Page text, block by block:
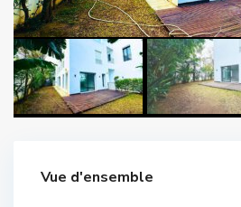
Vue d'ensemble